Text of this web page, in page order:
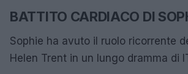
BATTITO CARDIACO DI
Sophie ha avuto il ruolo ricorrente
Helen Trent in un lungo dramma di